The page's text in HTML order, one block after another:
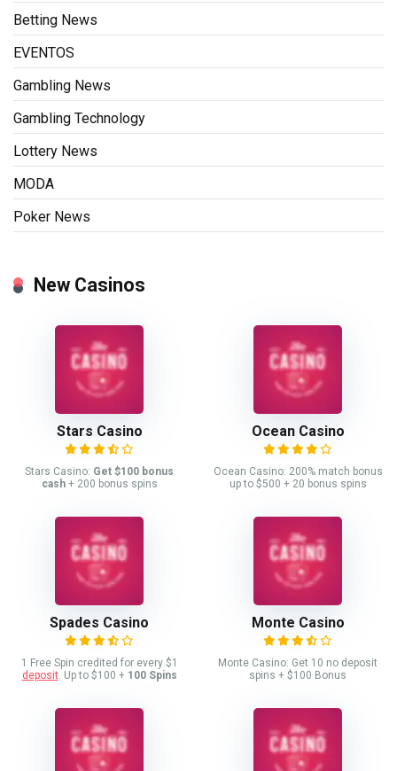
Betting News
EVENTOS
Gambling News
Gambling Technology
Lottery News
MODA
Poker News
New Casinos
Stars Casino
Stars Casino: Get $100 bonus
cash+ 200 bonus spins
Ocean Casino
Ocean Casino: 200% match bonus
up to $500 + 20 bonus spins
Spades Casino
1 Free Spin credited for every $1
deposit. Up to $100 + 100 Spins
Monte Casino
Monte Casino: Get 10 no deposit
spins + $100 Bonus